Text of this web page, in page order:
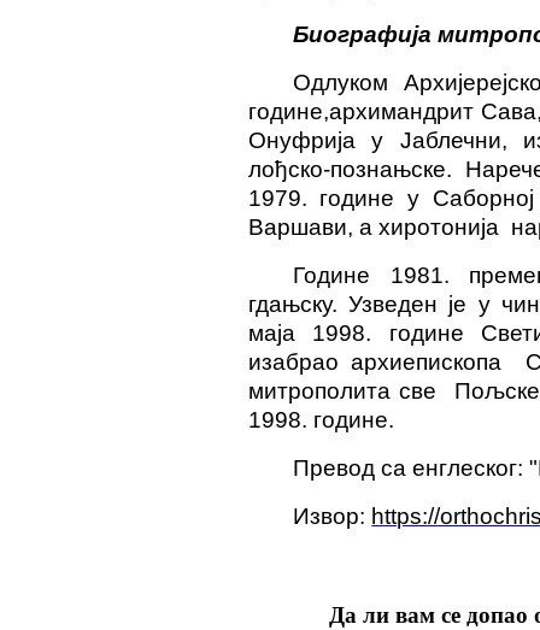
Биографија
Одлуком
године,архимандрит
Онуфрија у Јаблечни,
лођско-познањске.
1979. године у
Варшави, а хиротонија
Године 1981.
гдањску. Узведен је у
маја 1998. године
изабрао архиепископа
митрополита све
1998. године.
Превод са енглеског:
Извор: https://
Да ли вам се допао